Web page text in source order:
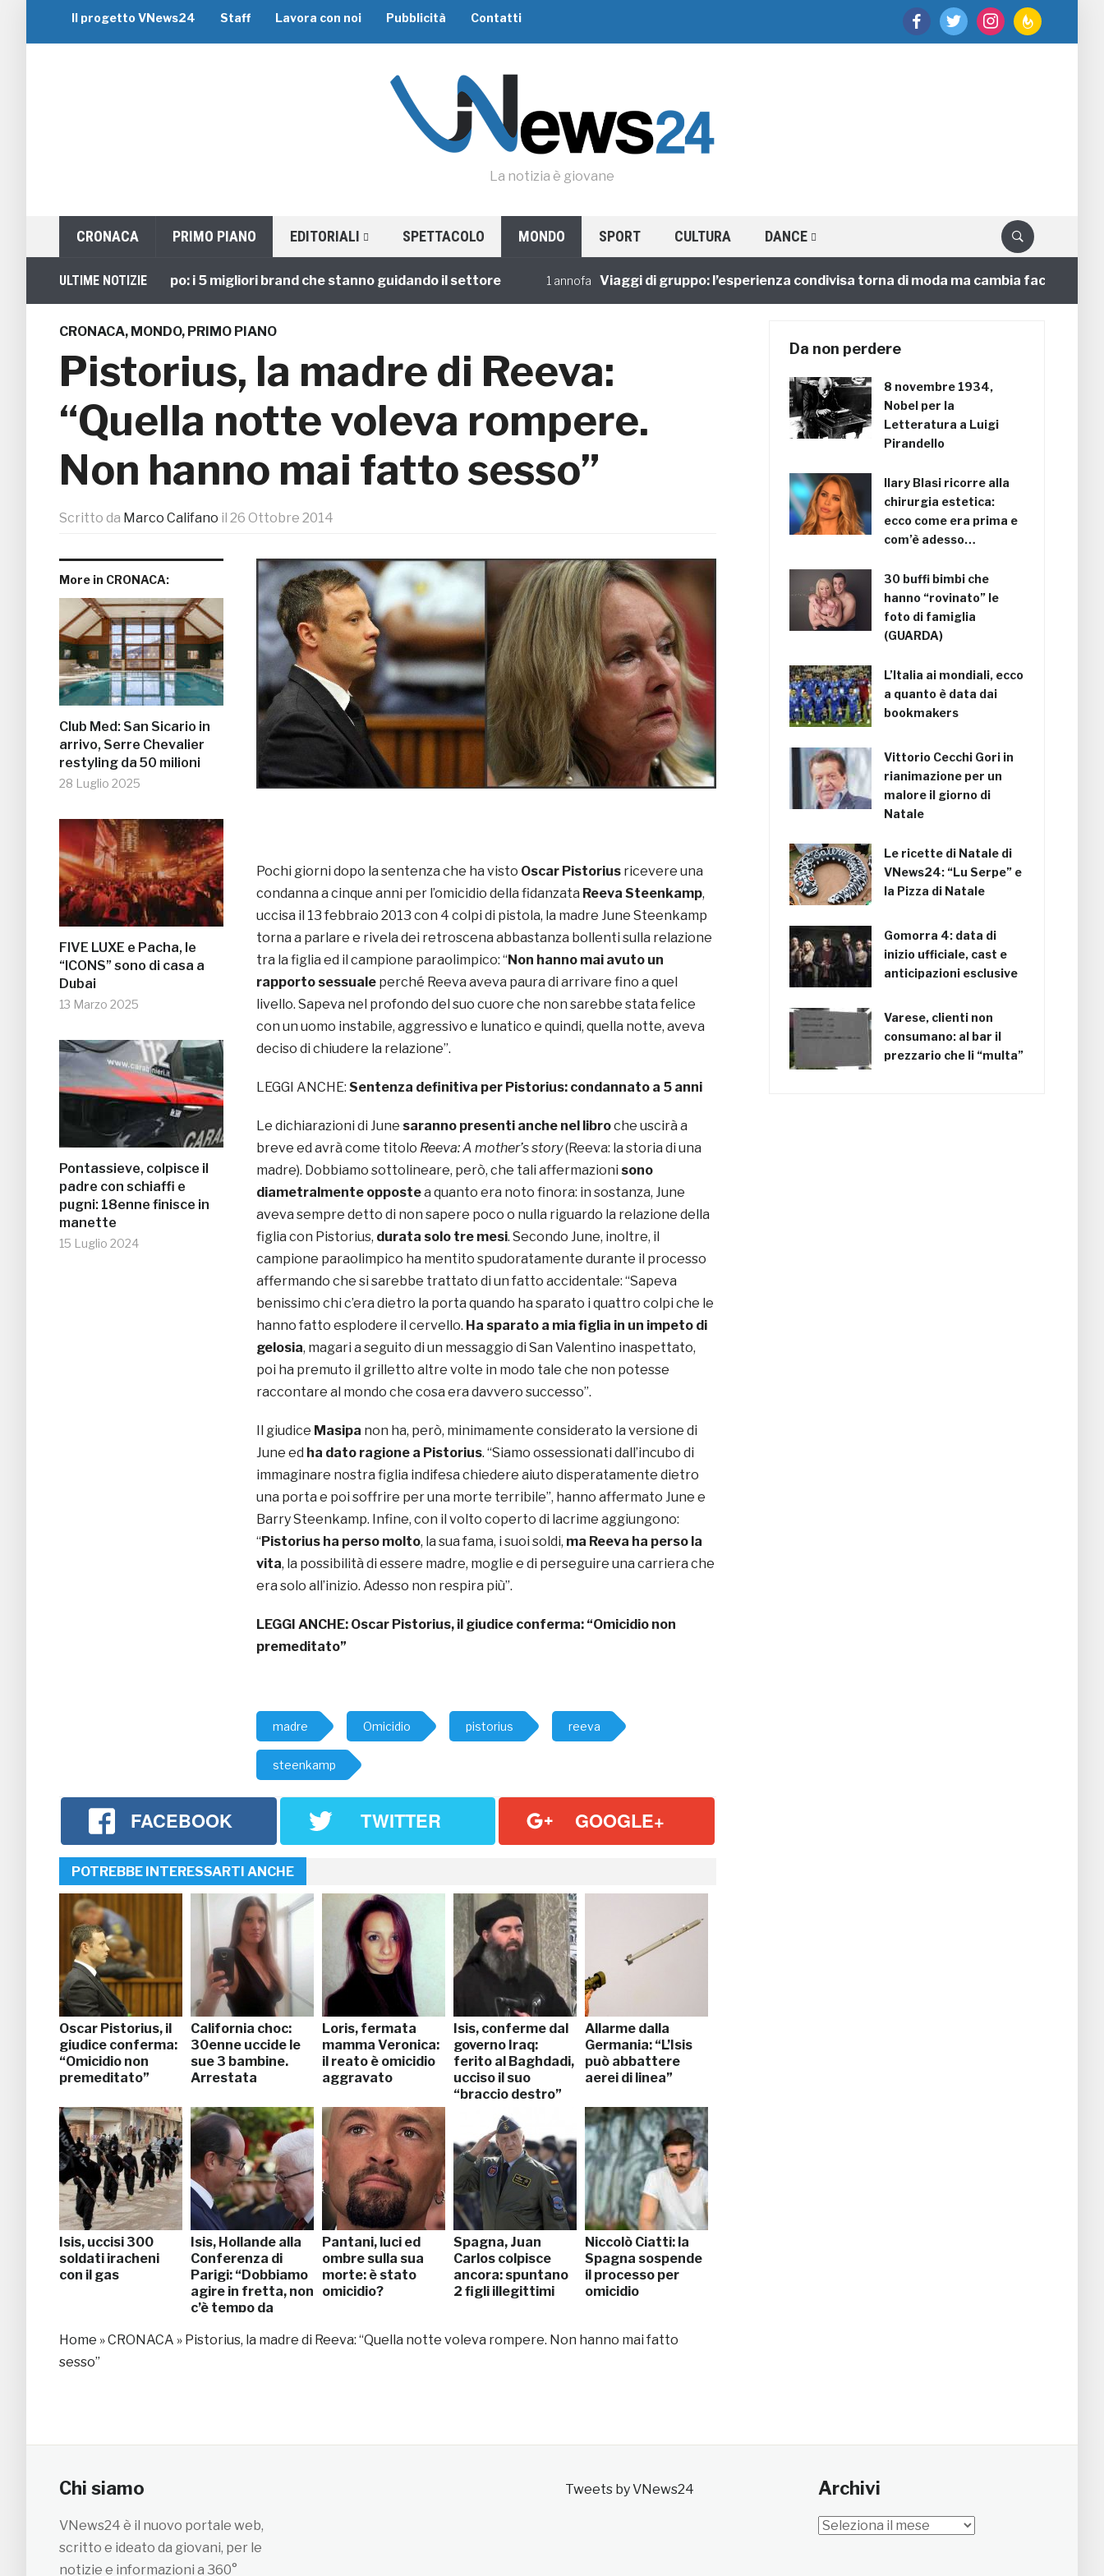
facebooktwitter instagramfeedburner
Il progetto VNews24 Staff Lavora con noi Pubblicità Contatti
La notizia è giovane
CRONACA PRIMO PIANO EDITORIALI SPETTACOLO MONDO SPORT CULTURA DANCE
ULTIME NOTIZIE
Viaggi di Gruppo: i 5 migliori brand che stanno guidando il settore 1 annofa Viaggi di gruppo: l’esperienza condivisa torna di moda ma cambia faccia
CRONACA, MONDO, PRIMO PIANO
Pistorius, la madre di Reeva:
“Quella notte voleva rompere.
Non hanno mai fatto sesso”
Scritto da Marco Califano il 26 Ottobre 2014
More in CRONACA:
Club Med: San Sicario in
arrivo, Serre Chevalier
restyling da 50 milioni
28 Luglio 2025
FIVE LUXE e Pacha, le
“ICONS” sono di casa a
Dubai
13 Marzo 2025
Pontassieve, colpisce il
padre con schiaffi e
pugni: 18enne finisce in
manette
15 Luglio 2024
Pochi giorni dopo la sentenza che ha visto Oscar Pistorius ricevere una
condanna a cinque anni per l’omicidio della fidanzata Reeva Steenkamp,
uccisa il 13 febbraio 2013 con 4 colpi di pistola, la madre June Steenkamp
torna a parlare e rivela dei retroscena abbastanza bollenti sulla relazione
tra la figlia ed il campione paraolimpico: “Non hanno mai avuto un
rapporto sessuale perché Reeva aveva paura di arrivare fino a quel
livello. Sapeva nel profondo del suo cuore che non sarebbe stata felice
con un uomo instabile, aggressivo e lunatico e quindi, quella notte, aveva
deciso di chiudere la relazione”.
LEGGI ANCHE: Sentenza definitiva per Pistorius: condannato a 5 anni
Le dichiarazioni di June saranno presenti anche nel libroche uscirà a
breve ed avrà come titolo Reeva: A mother’s story(Reeva: la storia di una
madre). Dobbiamo sottolineare, però, che tali affermazioni sono
diametralmente oppostea quanto era noto finora: in sostanza, June
aveva sempre detto di non sapere poco o nulla riguardo la relazione della
figlia con Pistorius, durata solo tre mesi. Secondo June, inoltre, il
campione paraolimpico ha mentito spudoratamente durante il processo
affermando che si sarebbe trattato di un fatto accidentale: “Sapeva
benissimo chi c’era dietro la porta quando ha sparato i quattro colpi che le
hanno fatto esplodere il cervello. Ha sparato a mia figlia in un impeto di
gelosia, magari a seguito di un messaggio di San Valentino inaspettato,
poi ha premuto il grilletto altre volte in modo tale che non potesse
raccontare al mondo che cosa era davvero successo”.
Il giudice Masipa non ha, però, minimamente considerato la versione di
June ed ha dato ragione a Pistorius. “Siamo ossessionati dall’incubo di
immaginare nostra figlia indifesa chiedere aiuto disperatamente dietro
una porta e poi soffrire per una morte terribile”, hanno affermato June e
Barry Steenkamp. Infine, con il volto coperto di lacrime aggiungono:
“Pistorius ha perso molto, la sua fama, i suoi soldi, ma Reeva ha perso la
vita, la possibilità di essere madre, moglie e di perseguire una carriera che
era solo all’inizio. Adesso non respira più”.
LEGGI ANCHE: Oscar Pistorius, il giudice conferma: “Omicidio non
premeditato”
madre Omicidio pistorius reeva
steenkamp
FACEBOOK TWITTER GOOGLE+
POTREBBE INTERESSARTI ANCHE
Oscar Pistorius, il
giudice conferma:
“Omicidio non
premeditato”
California choc:
30enne uccide le
sue 3 bambine.
Arrestata
Loris, fermata
mamma Veronica:
il reato è omicidio
aggravato
Isis, conferme dal
governo Iraq:
ferito al Baghdadi,
ucciso il suo
“braccio destro”
Allarme dalla
Germania: “L’Isis
può abbattere
aerei di linea”
Isis, uccisi 300
soldati iracheni
con il gas
Isis, Hollande alla
Conferenza di
Parigi: “Dobbiamo
agire in fretta, non
c’è tempo da
Pantani, luci ed
ombre sulla sua
morte: è stato
omicidio?
Spagna, Juan
Carlos colpisce
ancora: spuntano
2 figli illegittimi
Niccolò Ciatti: la
Spagna sospende
il processo per
omicidio
Home »CRONACA » Pistorius, la madre di Reeva: “Quella notte voleva rompere. Non hanno mai fatto
sesso”
Da non perdere
8 novembre 1934,
Nobel per la
Letteratura a Luigi
Pirandello
Ilary Blasi ricorre alla
chirurgia estetica:
ecco come era prima e
com’è adesso…
30 buffi bimbi che
hanno “rovinato” le
foto di famiglia
(GUARDA)
L’Italia ai mondiali, ecco
a quanto è data dai
bookmakers
Vittorio Cecchi Gori in
rianimazione per un
malore il giorno di
Natale
Le ricette di Natale di
VNews24: “Lu Serpe” e
la Pizza di Natale
Gomorra 4: data di
inizio ufficiale, cast e
anticipazioni esclusive
Varese, clienti non
consumano: al bar il
prezzario che li “multa”
Chi siamo
VNews24 è il nuovo portale web,
scritto e ideato da giovani, per le
notizie e informazioni a 360°
Tweets by VNews24 Archivi
Archivi